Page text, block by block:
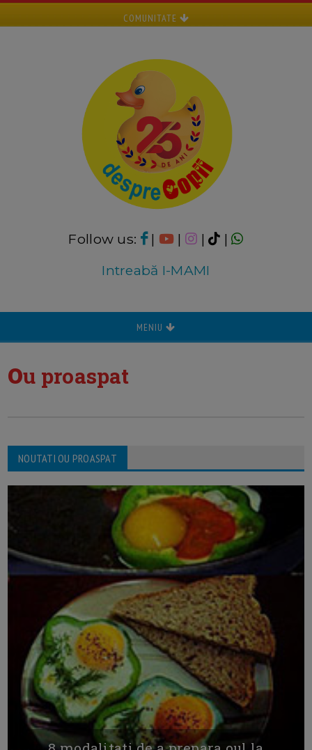
COMUNITATE
Follow us: | | |
|
Intreabă I-MAMI
MENIU
ou proaspat
NOUTATI OU PROASPAT